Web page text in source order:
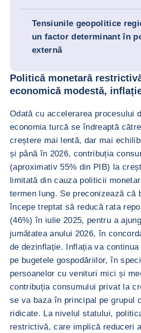
Tensiunile geopolitice
un factor determinant în
externă
Politică monetară
economică modestă,
Odată cu accelerarea procesului
economia turcă se îndreaptă
creștere mai lentă, dar mai
și până în 2026, contribuția
(aproximativ 55% din PIB) la
limitată din cauza politicii
termen lung. Se preconizează că
începe treptat să reducă rata
(46%) în iulie 2025, pentru a
jumătatea anului 2026, în
de dezinflație. Inflația va
pe bugetele gospodăriilor, în
persoanelor cu venituri mici și
contribuția consumului privat la
se va baza în principal pe grupul
ridicate. La nivelul statului,
restrictivă, care implică reduceri